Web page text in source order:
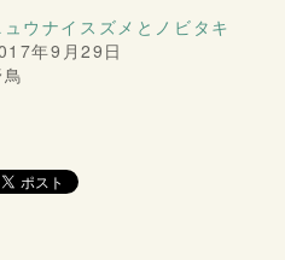
ウナイスズメとノビタキ
年9月29日